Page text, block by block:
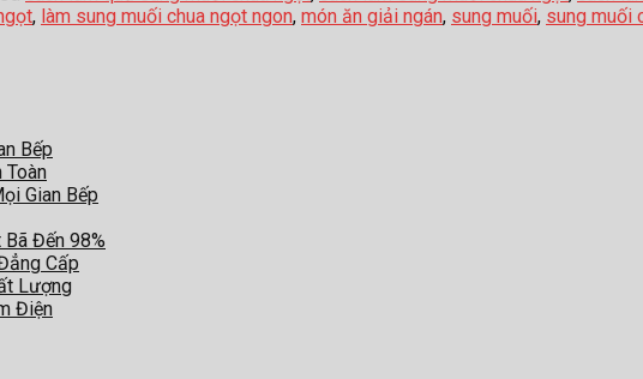
, làm sung muối chua ngọt ngon, món ăn giải ngán, sung muối, sung muối
Bếp
Toàn
Gian Bếp
Đến 98%
Cấp
Lượng
Điện